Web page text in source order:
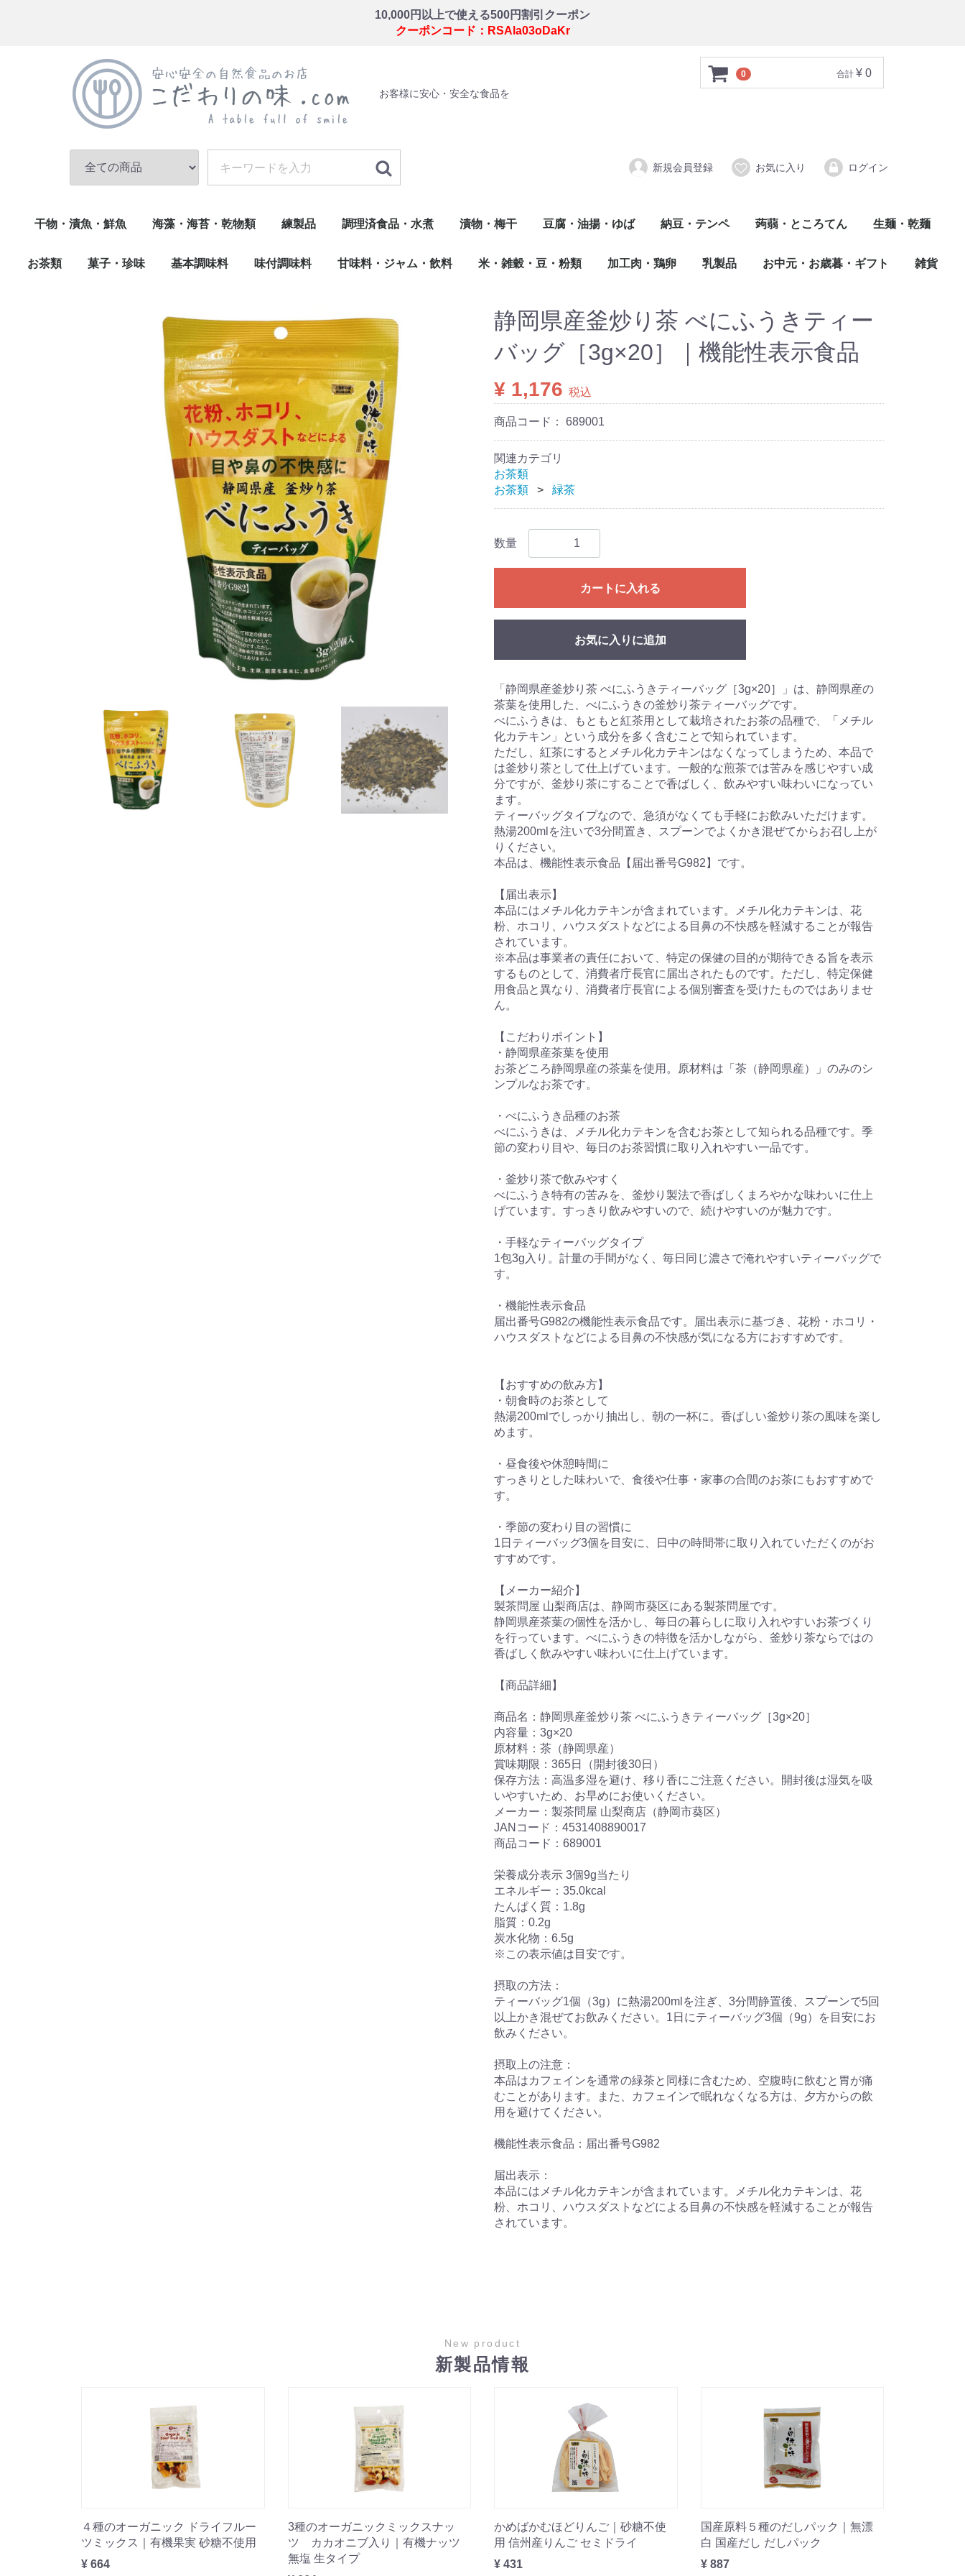
10,000円以上で使える500円割引クーポン
クーポンコード：RSAla03oDaKr
お客様に安心・安全な食品を
0 合計 ¥ 0
新規会員登録 お気に入り ログイン
干物・漬魚・鮮魚
乾物(小魚)
調理済(うなぎ・煮魚)
漬魚・鮮魚
干物
海藻・海苔・乾物類
乾物類・その他
海藻・昆布
練製品
伊達巻・錦玉子・玉子焼
練物・揚げ物・調理品
かまぼこ類
調理済食品・水煮
惣菜
佃煮
水煮
漬物・梅干
わさび漬
野菜の漬物
豆腐・油揚・ゆば
油揚・ゆば・その他
豆腐
納豆・テンペ 蒟蒻・ところてん
心太（ところてん）
蒟蒻（こんにゃく）
生麺・乾麺
乾麺
生麺
お茶類 菓子・珍味 基本調味料 味付調味料 甘味料・ジャム・飲料 米・雑穀・豆・粉類 加工肉・鶏卵 乳製品 お中元・お歳暮・ギフト 雑貨
静岡県産釜炒り茶 べにふうきティー
バッグ［3g×20］｜機能性表示食品
¥ 1,176 税込
商品コード： 689001
関連カテゴリ
お茶類
お茶類
緑茶
数量
カートに入れる
お気に入りに追加
「静岡県産釜炒り茶 べにふうきティーバッグ［3g×20］」は、静岡県産の
茶葉を使用した、べにふうきの釜炒り茶ティーバッグです。
べにふうきは、もともと紅茶用として栽培されたお茶の品種で、「メチル
化カテキン」という成分を多く含むことで知られています。
ただし、紅茶にするとメチル化カテキンはなくなってしまうため、本品で
は釜炒り茶として仕上げています。一般的な煎茶では苦みを感じやすい成
分ですが、釜炒り茶にすることで香ばしく、飲みやすい味わいになってい
ます。
ティーバッグタイプなので、急須がなくても手軽にお飲みいただけます。
熱湯200mlを注いで3分間置き、スプーンでよくかき混ぜてからお召し上が
りください。
本品は、機能性表示食品【届出番号G982】です。
【届出表示】
本品にはメチル化カテキンが含まれています。メチル化カテキンは、花
粉、ホコリ、ハウスダストなどによる目鼻の不快感を軽減することが報告
されています。
※本品は事業者の責任において、特定の保健の目的が期待できる旨を表示
するものとして、消費者庁長官に届出されたものです。ただし、特定保健
用食品と異なり、消費者庁長官による個別審査を受けたものではありませ
ん。
【こだわりポイント】
・静岡県産茶葉を使用
お茶どころ静岡県産の茶葉を使用。原材料は「茶（静岡県産）」のみのシ
ンプルなお茶です。
・べにふうき品種のお茶
べにふうきは、メチル化カテキンを含むお茶として知られる品種です。季
節の変わり目や、毎日のお茶習慣に取り入れやすい一品です。
・釜炒り茶で飲みやすく
べにふうき特有の苦みを、釜炒り製法で香ばしくまろやかな味わいに仕上
げています。すっきり飲みやすいので、続けやすいのが魅力です。
・手軽なティーバッグタイプ
1包3g入り。計量の手間がなく、毎日同じ濃さで淹れやすいティーバッグで
す。
・機能性表示食品
届出番号G982の機能性表示食品です。届出表示に基づき、花粉・ホコリ・
ハウスダストなどによる目鼻の不快感が気になる方におすすめです。
【おすすめの飲み方】
・朝食時のお茶として
熱湯200mlでしっかり抽出し、朝の一杯に。香ばしい釜炒り茶の風味を楽し
めます。
・昼食後や休憩時間に
すっきりとした味わいで、食後や仕事・家事の合間のお茶にもおすすめで
す。
・季節の変わり目の習慣に
1日ティーバッグ3個を目安に、日中の時間帯に取り入れていただくのがお
すすめです。
【メーカー紹介】
製茶問屋 山梨商店は、静岡市葵区にある製茶問屋です。
静岡県産茶葉の個性を活かし、毎日の暮らしに取り入れやすいお茶づくり
を行っています。べにふうきの特徴を活かしながら、釜炒り茶ならではの
香ばしく飲みやすい味わいに仕上げています。
【商品詳細】
商品名：静岡県産釜炒り茶 べにふうきティーバッグ［3g×20］
内容量：3g×20
原材料：茶（静岡県産）
賞味期限：365日（開封後30日）
保存方法：高温多湿を避け、移り香にご注意ください。開封後は湿気を吸
いやすいため、お早めにお使いください。
メーカー：製茶問屋 山梨商店（静岡市葵区）
JANコード：4531408890017
商品コード：689001
栄養成分表示 3個9g当たり
エネルギー：35.0kcal
たんぱく質：1.8g
脂質：0.2g
炭水化物：6.5g
※この表示値は目安です。
摂取の方法：
ティーバッグ1個（3g）に熱湯200mlを注ぎ、3分間静置後、スプーンで5回
以上かき混ぜてお飲みください。1日にティーバッグ3個（9g）を目安にお
飲みください。
摂取上の注意：
本品はカフェインを通常の緑茶と同様に含むため、空腹時に飲むと胃が痛
むことがあります。また、カフェインで眠れなくなる方は、夕方からの飲
用を避けてください。
機能性表示食品：届出番号G982
届出表示：
本品にはメチル化カテキンが含まれています。メチル化カテキンは、花
粉、ホコリ、ハウスダストなどによる目鼻の不快感を軽減することが報告
されています。
New product
新製品情報
４種のオーガニック ドライフルー
ツミックス｜有機果実 砂糖不使用
¥ 664
3種のオーガニックミックスナッ
ツ カカオニブ入り｜有機ナッツ
無塩 生タイプ
かめばかむほどりんご｜砂糖不使
用 信州産りんご セミドライ
¥ 431
国産原料５種のだしパック｜無漂
白 国産だし だしパック
¥ 887